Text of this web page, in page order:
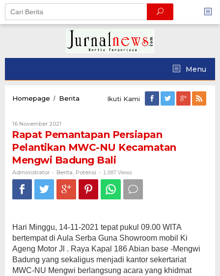
Skip
content
Menu
Homepage / Berita
MWC-
Kecamatan
Mengwi
Ikuti Kami
16 November 2021
Administrator
Rapat Pemantapan Persiapan
Pelantikan MWC-NU Kecamatan
Mengwi Badung Bali
Administrator - Berita, Potensi - 1.087 Views
Hari Minggu, 14-11-2021 tepat pukul 09.00 WITA
bertempat di Aula Serba Guna Showroom mobil Ki
Ageng Motor Jl . Raya Kapal 186 Abian base -Mengwi
Badung yang sekaligus menjadi kantor sekertariat
MWC-NU Mengwi berlangsung acara yang khidmat